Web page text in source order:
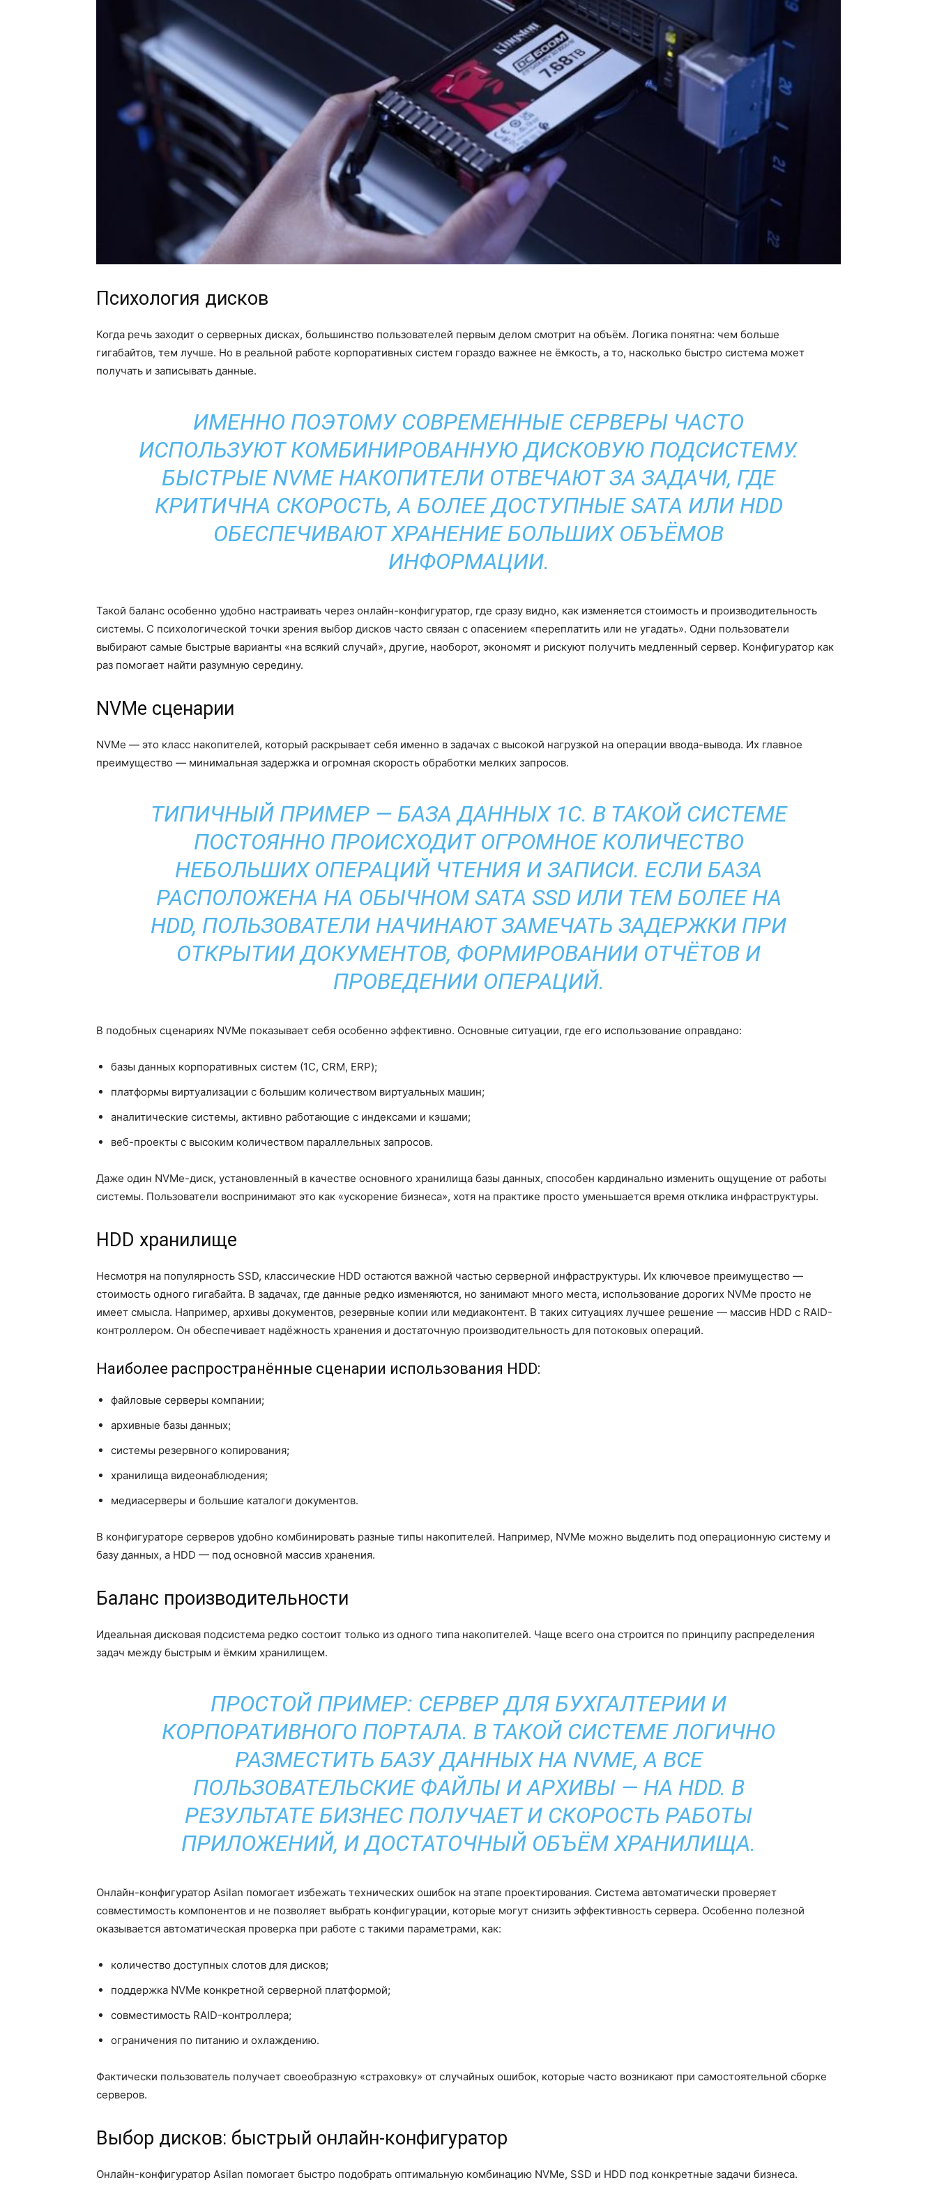
Психология дисков
Когда речь заходит о серверных дисках, большинство пользователей первым делом смотрит на объём. Логика понятна: чем больше
гигабайтов, тем лучше. Но в реальной работе корпоративных систем гораздо важнее не ёмкость, а то, насколько быстро система может
получать и записывать данные.
ИМЕННО ПОЭТОМУ СОВРЕМЕННЫЕ СЕРВЕРЫ ЧАСТО
ИСПОЛЬЗУЮТ КОМБИНИРОВАННУЮ ДИСКОВУЮ ПОДСИСТЕМУ.
БЫСТРЫЕ NVME НАКОПИТЕЛИ ОТВЕЧАЮТ ЗА ЗАДАЧИ, ГДЕ
КРИТИЧНА СКОРОСТЬ, А БОЛЕЕ ДОСТУПНЫЕ SATA ИЛИ HDD
ОБЕСПЕЧИВАЮТ ХРАНЕНИЕ БОЛЬШИХ ОБЪЁМОВ
ИНФОРМАЦИИ.
Такой баланс особенно удобно настраивать через онлайн-конфигуратор, где сразу видно, как изменяется стоимость и производительность
системы. С психологической точки зрения выбор дисков часто связан с опасением «переплатить или не угадать». Одни пользователи
выбирают самые быстрые варианты «на всякий случай», другие, наоборот, экономят и рискуют получить медленный сервер. Конфигуратор как
раз помогает найти разумную середину.
NVMe сценарии
NVMe — это класс накопителей, который раскрывает себя именно в задачах с высокой нагрузкой на операции ввода-вывода. Их главное
преимущество — минимальная задержка и огромная скорость обработки мелких запросов.
ТИПИЧНЫЙ ПРИМЕР — БАЗА ДАННЫХ 1С. В ТАКОЙ СИСТЕМЕ
ПОСТОЯННО ПРОИСХОДИТ ОГРОМНОЕ КОЛИЧЕСТВО
НЕБОЛЬШИХ ОПЕРАЦИЙ ЧТЕНИЯ И ЗАПИСИ. ЕСЛИ БАЗА
РАСПОЛОЖЕНА НА ОБЫЧНОМ SATA SSD ИЛИ ТЕМ БОЛЕЕ НА
HDD, ПОЛЬЗОВАТЕЛИ НАЧИНАЮТ ЗАМЕЧАТЬ ЗАДЕРЖКИ ПРИ
ОТКРЫТИИ ДОКУМЕНТОВ, ФОРМИРОВАНИИ ОТЧЁТОВ И
ПРОВЕДЕНИИ ОПЕРАЦИЙ.
В подобных сценариях NVMe показывает себя особенно эффективно. Основные ситуации, где его использование оправдано:
базы данных корпоративных систем (1С, CRM, ERP);
платформы виртуализации с большим количеством виртуальных машин;
аналитические системы, активно работающие с индексами и кэшами;
веб-проекты с высоким количеством параллельных запросов.
Даже один NVMe-диск, установленный в качестве основного хранилища базы данных, способен кардинально изменить ощущение от работы
системы. Пользователи воспринимают это как «ускорение бизнеса», хотя на практике просто уменьшается время отклика инфраструктуры.
HDD хранилище
Несмотря на популярность SSD, классические HDD остаются важной частью серверной инфраструктуры. Их ключевое преимущество —
стоимость одного гигабайта. В задачах, где данные редко изменяются, но занимают много места, использование дорогих NVMe просто не
имеет смысла. Например, архивы документов, резервные копии или медиаконтент. В таких ситуациях лучшее решение — массив HDD с RAID-
контроллером. Он обеспечивает надёжность хранения и достаточную производительность для потоковых операций.
Наиболее распространённые сценарии использования HDD:
файловые серверы компании;
архивные базы данных;
системы резервного копирования;
хранилища видеонаблюдения;
медиасерверы и большие каталоги документов.
В конфигураторе серверов удобно комбинировать разные типы накопителей. Например, NVMe можно выделить под операционную систему и
базу данных, а HDD — под основной массив хранения.
Баланс производительности
Идеальная дисковая подсистема редко состоит только из одного типа накопителей. Чаще всего она строится по принципу распределения
задач между быстрым и ёмким хранилищем.
ПРОСТОЙ ПРИМЕР: СЕРВЕР ДЛЯ БУХГАЛТЕРИИ И
КОРПОРАТИВНОГО ПОРТАЛА. В ТАКОЙ СИСТЕМЕ ЛОГИЧНО
РАЗМЕСТИТЬ БАЗУ ДАННЫХ НА NVME, А ВСЕ
ПОЛЬЗОВАТЕЛЬСКИЕ ФАЙЛЫ И АРХИВЫ — НА HDD. В
РЕЗУЛЬТАТЕ БИЗНЕС ПОЛУЧАЕТ И СКОРОСТЬ РАБОТЫ
ПРИЛОЖЕНИЙ, И ДОСТАТОЧНЫЙ ОБЪЁМ ХРАНИЛИЩА.
Онлайн-конфигуратор Asilan помогает избежать технических ошибок на этапе проектирования. Система автоматически проверяет
совместимость компонентов и не позволяет выбрать конфигурации, которые могут снизить эффективность сервера. Особенно полезной
оказывается автоматическая проверка при работе с такими параметрами, как:
количество доступных слотов для дисков;
поддержка NVMe конкретной серверной платформой;
совместимость RAID-контроллера;
ограничения по питанию и охлаждению.
Фактически пользователь получает своеобразную «страховку» от случайных ошибок, которые часто возникают при самостоятельной сборке
серверов.
Выбор дисков: быстрый онлайн-конфигуратор
Онлайн-конфигуратор Asilan помогает быстро подобрать оптимальную комбинацию NVMe, SSD и HDD под конкретные задачи бизнеса.